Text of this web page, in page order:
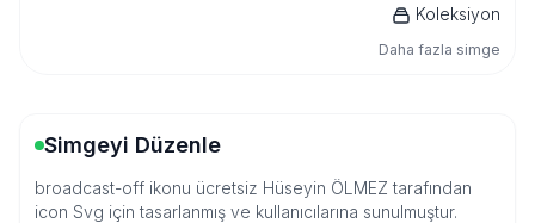
Koleksiyon
Daha fazla simge
Simgeyi Düzenle
broadcast-off ikonu ücretsiz Hüseyin ÖLMEZ tarafından
icon Svg için tasarlanmış ve kullanıcılarına sunulmuştur.